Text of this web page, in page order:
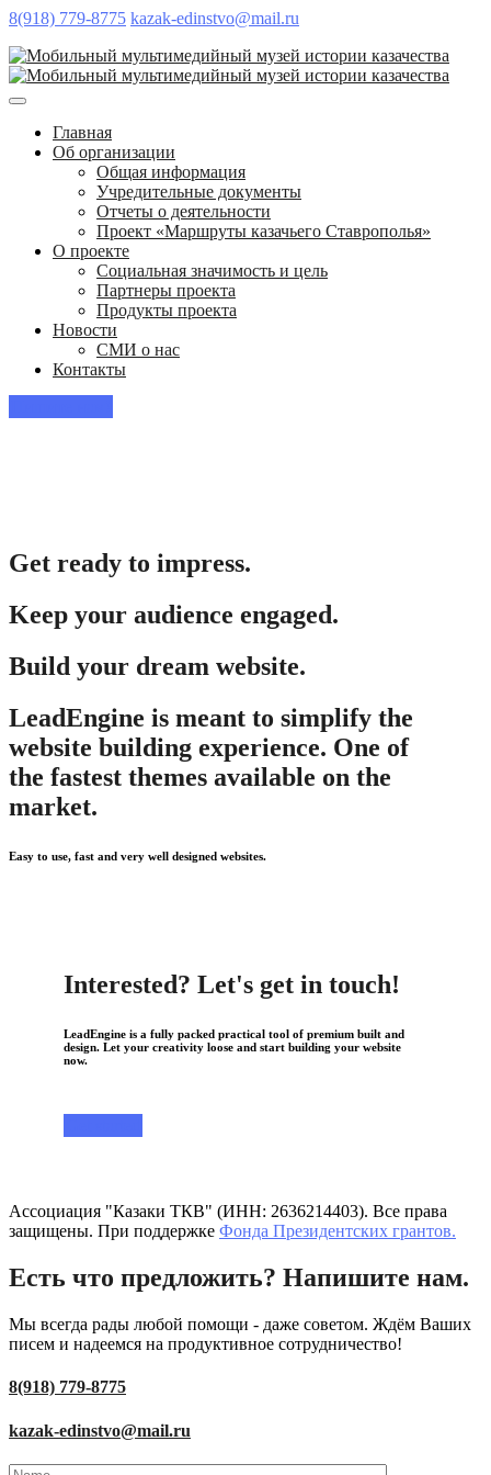
8(918) 779-8775 kazak-edinstvo@mail.ru
Главная
Об организации
Общая информация
Учредительные документы
Отчеты о деятельности
Проект «Маршруты казачьего Ставрополья»
О проекте
Социальная значимость и цель
Партнеры проекта
Продукты проекта
Новости
СМИ о нас
Контакты
Get ready to impress.
Keep your audience engaged.
Build your dream website.
LeadEngine is meant to simplify the
website building experience. One of
the fastest themes available on the
market.
Easy to use, fast and very well designed websites.
Interested? Let's get in touch!
LeadEngine is a fully packed practical tool of premium built and
design. Let your creativity loose and start building your website
now.
Ассоциация "Казаки ТКВ" (ИНН: 2636214403). Все права
защищены. При поддержке Фонда Президентских грантов.
Есть что предложить? Напишите нам.
Мы всегда рады любой помощи - даже советом. Ждём Ваших
писем и надеемся на продуктивное сотрудничество!
8(918) 779-8775
kazak-edinstvo@mail.ru